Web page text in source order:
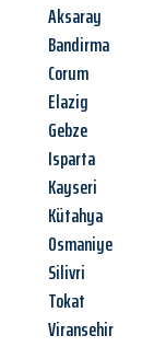
Aksaray
Bandirma
Corum
Elazig
Gebze
Isparta
Kayseri
Kütahya
Osmaniye
Silivri
Tokat
Viransehir